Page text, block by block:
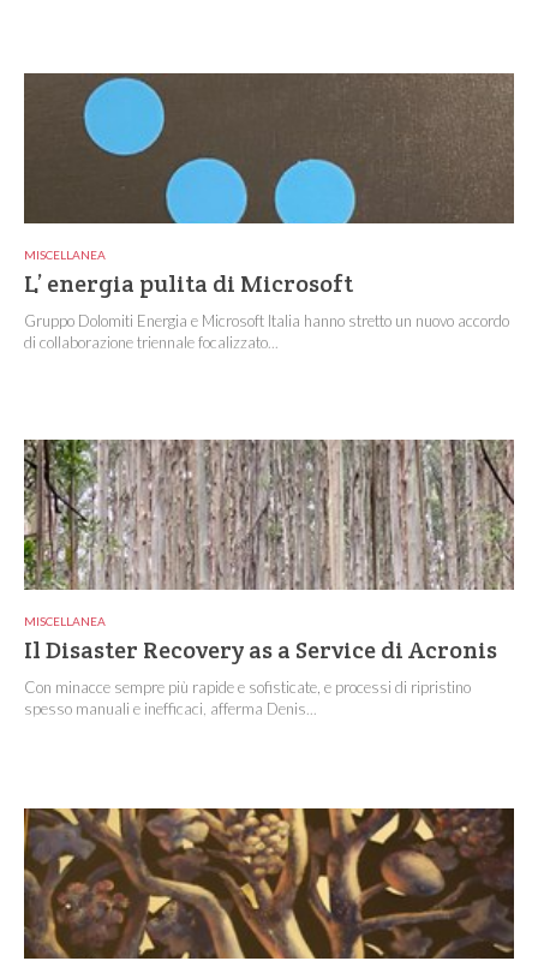
MISCELLANEA
L’ energia pulita di Microsoft
Gruppo Dolomiti Energia e Microsoft Italia hanno stretto un nuovo accordo
di collaborazione triennale focalizzato...
MISCELLANEA
Il Disaster Recovery as a Service di Acronis
Con minacce sempre più rapide e sofisticate, e processi di ripristino
spesso manuali e inefficaci, afferma Denis...